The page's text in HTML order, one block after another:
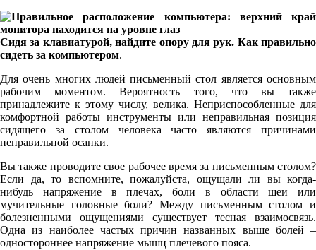
Сидя за клавиатурой, найдите опору для рук. Как правильно
сидеть за компьютером.
Для очень многих людей письменный стол является основным
рабочим моментом. Вероятность того, что вы также
принадлежите к этому числу, велика. Неприспособленные для
комфортной работы инструменты или неправильная позиция
сидящего за столом человека часто являются причинами
неправильной осанки.
Вы также проводите свое рабочее время за письменным столом?
Если да, то вспомните, пожалуйста, ощущали ли вы когда-
нибудь напряжение в плечах, боли в области шеи или
мучительные головные боли? Между письменным столом и
болезненными ощущениями существует тесная взаимосвязь.
Одна из наиболее частых причин названных выше болей –
одностороннее напряжение мышц плечевого пояса.